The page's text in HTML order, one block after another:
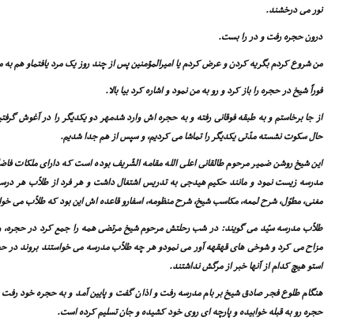
نور مى درخشند.
درون حجره رفت و در را بست.
من شروع کردم بگریه کردن و عرض کردم یا امیرالمؤمنین پس از چند روز یک مرد یافتماو هم به
فوراً شیخ در حجره را باز کرد و رو به من نمود و اشاره کرد بیا بالا.
از جا برخاستم و به طبقه فوقانى رفته و به حجره اش وارد شدمهر دو یکدیگر را در آغوش
حال سکوت نشسته مدّتى یکدیگر را تماشا مى کردیم، و سپس از هم جدا شدیم.
این شیخ روشن ضمیر مرحوم طالقانى اعلى الله مقامه الشّریف بوده است که داراى ملکات
مدرسه زیست نمود و مانند حکیم هیدجى به تدریس اشتغال داشت و هر فرد از طلاّب هر
مغنى، مطوّل، شرح لمعه، مکاسب شیخ، شرح منظومه، اسفارو قاعده اش این بود که طلاّب مى
طلاّب مدرسه سیّد مى گویند: در شب رحلتش مرحوم شیخ مرتضى همه را جمع کرد در
مزاح مى کرد و شوخى هاى قهقهه آور مى نمودو هر چه طلاّب مدرسه مى خواستند
استو هیچ کدام از آنها خبر از مرگش نداشتند.
هنگام طلوع فجر صادق شیخ بر بام مدرسه رفت و اذان گفت و پایین آمد و به حجره خود
حجره رو به قبله خوابیده و پارچه اى روى خود کشیده و جان تسلیم کرده است.